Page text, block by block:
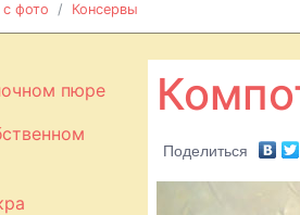
фото Консервы
пюре
Поделиться